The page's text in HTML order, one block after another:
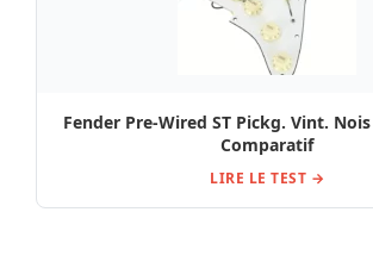
Fender Pre-Wired ST Pickg. Vint.
Comparatif
LIRE LE TEST →